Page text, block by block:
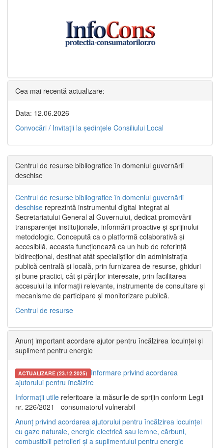
Cea mai recentă actualizare:
Data: 12.06.2026
Convocări / Invitaţii la şedinţele Consiliului Local
Centrul de resurse bibliografice în domeniul guvernării
deschise
Centrul de resurse bibliografice în domeniul guvernării
deschise reprezintă instrumentul digital integrat al
Secretariatului General al Guvernului, dedicat promovării
transparenței instituționale, informării proactive și sprijinului
metodologic. Concepută ca o platformă colaborativă și
accesibilă, aceasta funcționează ca un hub de referință
bidirecțional, destinat atât specialiștilor din administrația
publică centrală și locală, prin furnizarea de resurse, ghiduri
și bune practici, cât și părților interesate, prin facilitarea
accesului la informații relevante, instrumente de consultare și
mecanisme de participare și monitorizare publică.
Centrul de resurse
Anunț important acordare ajutor pentru încălzirea locuinței și
supliment pentru energie
ACTUALIZARE (23.12.2025) Informare privind acordarea
ajutorului pentru încălzire
Informații utile referitoare la măsurile de sprijin conform Legii
nr. 226/2021 - consumatorul vulnerabil
Anunț privind acordarea ajutorului pentru încălzirea locuinței
cu gaze naturale, energie electrică sau lemne, cărbuni,
combustibili petrolieri și a suplimentului pentru energie